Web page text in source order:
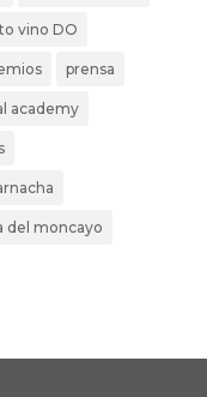
vino DO
prensa
academy
del moncayo